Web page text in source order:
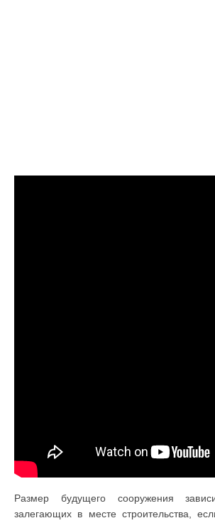
Размер будущего сооружения
залегающих в месте строительства,